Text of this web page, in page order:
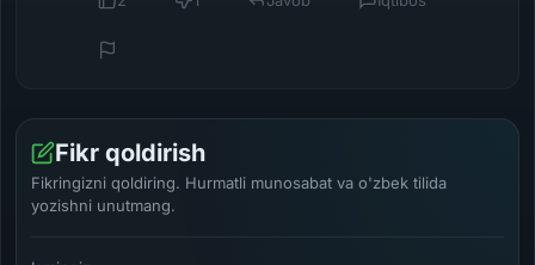
Fikr qoldirish
Fikringizni qoldiring. Hurmatli munosabat va o'zbek tilida
yozishni unutmang.